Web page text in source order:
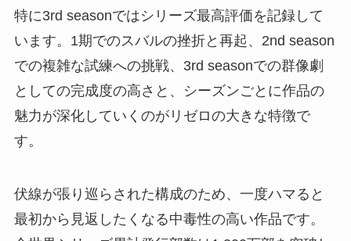
特に3rd seasonではシリーズ最高評価を記録して
います。1期でのスバルの挫折と再起、2nd season
での複雑な試練への挑戦、3rd seasonでの群像劇
としての完成度の高さと、シーズンごとに作品の
魅力が深化していくのがリゼロの大きな特徴で
す。
伏線が張り巡らされた構成のため、一度ハマると
最初から見返したくなる中毒性の高い作品です。